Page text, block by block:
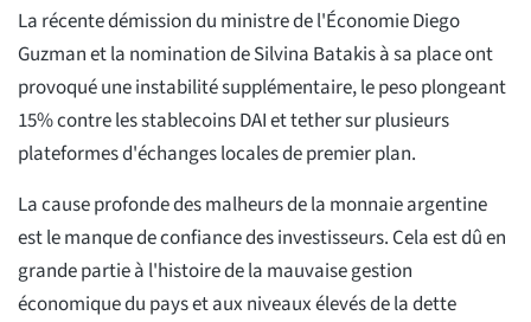
La récente démission du ministre de l'Économie Diego
Guzman et la nomination de Silvina Batakis à sa place ont
provoqué une instabilité supplémentaire, le peso plongeant
15% contre les stablecoins DAI et tether sur plusieurs
plateformes d'échanges locales de premier plan.
La cause profonde des malheurs de la monnaie argentine
est le manque de confiance des investisseurs. Cela est dû en
grande partie à l'histoire de la mauvaise gestion
économique du pays et aux niveaux élevés de la dette